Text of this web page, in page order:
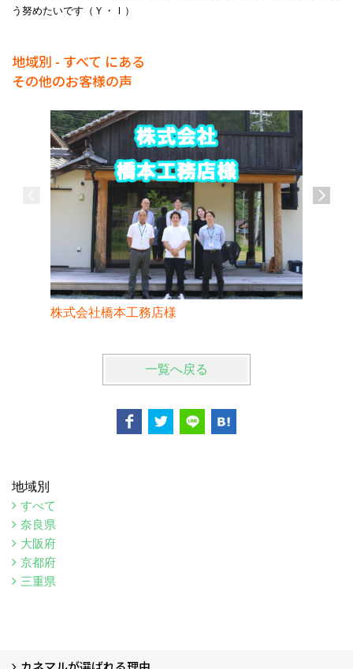
う努めたいです （Ｙ・Ｉ）
地域別 - すべて にある
その他のお客様の声
株式会社橋本工務店様
一覧へ戻る
地域別
すべて
奈良県
大阪府
京都府
三重県